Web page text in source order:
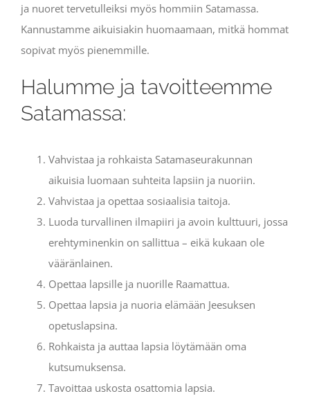
ja nuoret tervetulleiksi myös hommiin Satamassa.
Kannustamme aikuisiakin huomaamaan, mitkä hommat
sopivat myös pienemmille.
Halumme ja tavoitteemme
Satamassa:
Vahvistaa ja rohkaista Satamaseurakunnan
aikuisia luomaan suhteita lapsiin ja nuoriin.
Vahvistaa ja opettaa sosiaalisia taitoja.
Luoda turvallinen ilmapiiri ja avoin kulttuuri, jossa
erehtyminenkin on sallittua – eikä kukaan ole
vääränlainen.
Opettaa lapsille ja nuorille Raamattua.
Opettaa lapsia ja nuoria elämään Jeesuksen
opetuslapsina.
Rohkaista ja auttaa lapsia löytämään oma
kutsumuksensa.
Tavoittaa uskosta osattomia lapsia.